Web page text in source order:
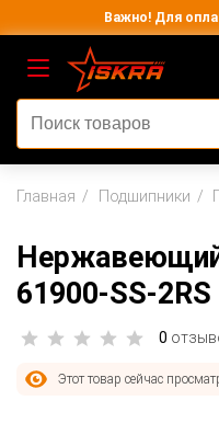
Важно! Для
Главная Подшипники
61900-SS-2RS
0
Этот товар сейчас